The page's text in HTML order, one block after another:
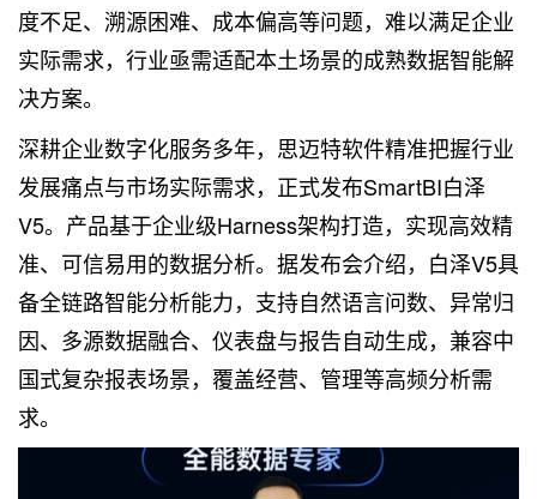
度不足、溯源困难、成本偏高等问题，难以满足企业
实际需求，行业亟需适配本土场景的成熟数据智能解
决方案。
深耕企业数字化服务多年，思迈特软件精准把握行业
发展痛点与市场实际需求，正式发布SmartBI白泽
V5。产品基于企业级Harness架构打造，实现高效精
准、可信易用的数据分析。据发布会介绍，白泽V5具
备全链路智能分析能力，支持自然语言问数、异常归
因、多源数据融合、仪表盘与报告自动生成，兼容中
国式复杂报表场景，覆盖经营、管理等高频分析需
求。